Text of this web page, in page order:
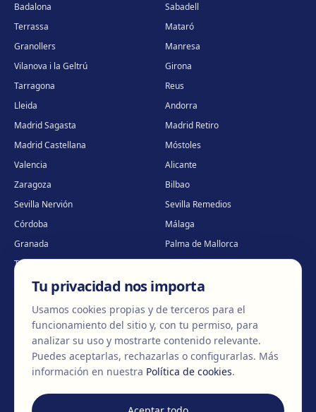
Badalona
Sabadell
Terrassa
Mataró
Granollers
Manresa
Vilanova i la Geltrú
Girona
Tarragona
Reus
Lleida
Andorra
Madrid Sagasta
Madrid Retiro
Madrid Castellana
Móstoles
Valencia
Alicante
Zaragoza
Bilbao
Sevilla Nervión
Sevilla Remedios
Córdoba
Málaga
Granada
Palma de Mallorca
Tenerife
Portugal · Famalicão
Portugal · Guimarães
Clínica virtual
2026 Clínica EGOS — Cirugía plástica, estética y reparadora
Aviso LegalPolítica de cookiesPolítica de Privacidad
Tu privacidad nos importa
Usamos cookies propias y de terceros para el
funcionamiento del sitio y, con tu permiso, para
analizar su uso y mostrarte contenido relevante.
Puedes aceptarlas, rechazarlas o configurarlas. Más
información en nuestra Política de cookies.